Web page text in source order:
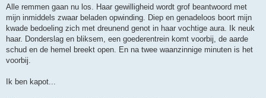
Alle remmen gaan nu los. Haar gewilligheid wordt grof beantwoord met
mijn inmiddels zwaar beladen opwinding. Diep en genadeloos boort mijn
kwade bedoeling zich met dreunend genot in haar vochtige aura. Ik neuk
haar. Donderslag en bliksem, een goederentrein komt voorbij, de aarde
schud en de hemel breekt open. En na twee waanzinnige minuten is het
voorbij.
Ik ben kapot...